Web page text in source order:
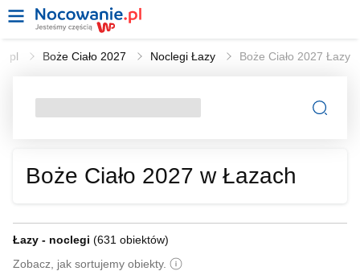
Boże Ciało 2027 Noclegi Łazy Boże Ciało 2027 Łazy
Boże Ciało 2027 w Łazach
Łazy - noclegi (631 obiektów)
Zobacz, jak sortujemy obiekty.